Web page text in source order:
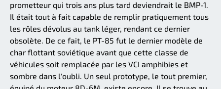
prometteur qui trois ans plus tard deviendrait le BMP-1.
Il était tout à fait capable de remplir pratiquement tous
les rôles dévolus au tank léger, rendant ce dernier
obsolète. De ce fait, le PT-85 fut le dernier modèle de
char flottant soviétique avant que cette classe de
véhicules soit remplacée par les VCI amphibies et
sombre dans l'oubli. Un seul prototype, le tout premier,